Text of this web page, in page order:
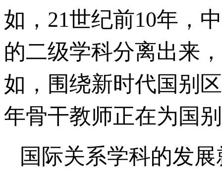
如，21世纪前10年，
的二级学科分离出来
如，围绕新时代国别
年骨干教师正在为国
国际关系学科的发